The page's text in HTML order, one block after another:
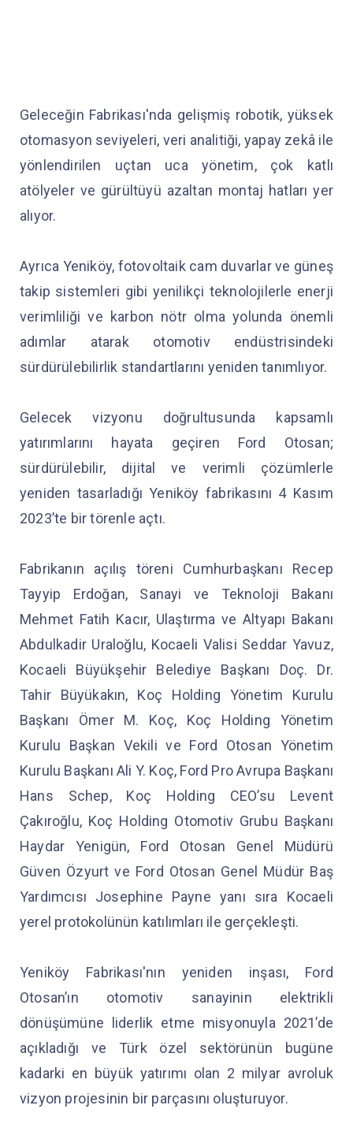
Geleceğin Fabrikası'nda gelişmiş robotik, yüksek
otomasyon seviyeleri, veri analitiği, yapay zekâ ile
yönlendirilen uçtan uca yönetim, çok katlı
atölyeler ve gürültüyü azaltan montaj hatları yer
alıyor.
Ayrıca Yeniköy, fotovoltaik cam duvarlar ve güneş
takip sistemleri gibi yenilikçi teknolojilerle enerji
verimliliği ve karbon nötr olma yolunda önemli
adımlar atarak otomotiv endüstrisindeki
sürdürülebilirlik standartlarını yeniden tanımlıyor.
Gelecek vizyonu doğrultusunda kapsamlı
yatırımlarını hayata geçiren Ford Otosan;
sürdürülebilir, dijital ve verimli çözümlerle
yeniden tasarladığı Yeniköy fabrikasını 4 Kasım
2023’te bir törenle açtı.
Fabrikanın açılış töreni Cumhurbaşkanı Recep
Tayyip Erdoğan, Sanayi ve Teknoloji Bakanı
Mehmet Fatih Kacır, Ulaştırma ve Altyapı Bakanı
Abdulkadir Uraloğlu, Kocaeli Valisi Seddar Yavuz,
Kocaeli Büyükşehir Belediye Başkanı Doç. Dr.
Tahir Büyükakın, Koç Holding Yönetim Kurulu
Başkanı Ömer M. Koç, Koç Holding Yönetim
Kurulu Başkan Vekili ve Ford Otosan Yönetim
Kurulu Başkanı Ali Y. Koç, Ford Pro Avrupa Başkanı
Hans Schep, Koç Holding CEO’su Levent
Çakıroğlu, Koç Holding Otomotiv Grubu Başkanı
Haydar Yenigün, Ford Otosan Genel Müdürü
Güven Özyurt ve Ford Otosan Genel Müdür Baş
Yardımcısı Josephine Payne yanı sıra Kocaeli
yerel protokolünün katılımları ile gerçekleşti.
Yeniköy Fabrikası'nın yeniden inşası, Ford
Otosan’ın otomotiv sanayinin elektrikli
dönüşümüne liderlik etme misyonuyla 2021’de
açıkladığı ve Türk özel sektörünün bugüne
kadarki en büyük yatırımı olan 2 milyar avroluk
vizyon projesinin bir parçasını oluşturuyor.